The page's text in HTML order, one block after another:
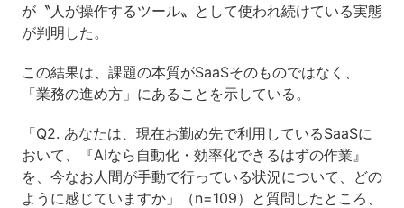
が〝人が操作するツール〟として使われ続けている実態
が判明した。
この結果は、課題の本質がSaaSそのものではなく、
「業務の進め方」にあることを示している。
「Q2. あなたは、現在お勤め先で利用しているSaaSに
おいて、『AIなら自動化・効率化できるはずの作業』
を、今なお人間が手動で行っている状況について、どの
ように感じていますか」（n=109）と質問したところ、